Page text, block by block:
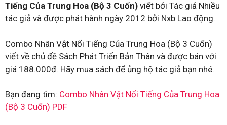
Tiếng Của Trung Hoa (Bộ 3 Cuốn) viết bởi Tác giả Nhiều
tác giả và được phát hành ngày 2012 bởi Nxb Lao động.
Combo Nhân Vật Nổi Tiếng Của Trung Hoa (Bộ 3 Cuốn)
viết về chủ đề Sách Phát Triển Bản Thân và được bán với
giá 188.000đ. Hãy mua sách để ủng hộ tác giả bạn nhé.
Bạn đang tìm: Combo Nhân Vật Nổi Tiếng Của Trung Hoa
(Bộ 3 Cuốn) PDF